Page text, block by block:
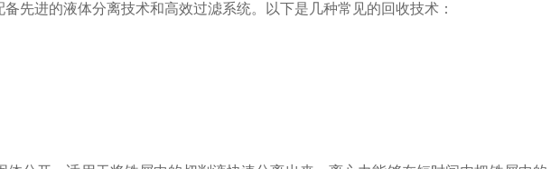
进的液体分离技术和高效过滤系统。以下是几种常见的回收技术：